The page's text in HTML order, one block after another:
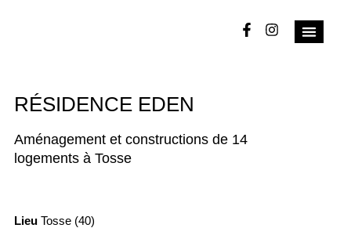
RÉSIDENCE EDEN
Aménagement et constructions de 14
logements à Tosse
Lieu Tosse (40)